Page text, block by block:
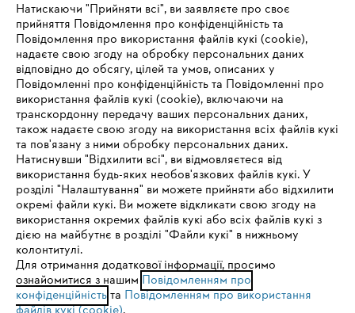
Про компанію STIHL
Запитання та відповіді
Сервіс
Політика конфіденційності Вихідні дані Cookies
Юридична інформація
IHR BROWSER WIRD NICHT
UNTERSTÜTZT
Sie nutzen einen Browser, den wir noch nicht unterstützen. Für
eine optimale Nutzung unserer Seite empfehlen wir Ihnen, zu
einem der folgenden Browser zu wechseln:
Натискаючи "Прийняти всі", ви заявляєте про своє
прийняття Повідомлення про конфіденційність та
Повідомлення про використання файлів кукі (cookie),
надаєте свою згоду на обробку персональних даних
відповідно до обсягу, цілей та умов, описаних у
Повідомленні про конфіденційність та Повідомленні про
використання файлів кукі (cookie), включаючи на
транскордонну передачу ваших персональних даних,
також надаєте свою згоду на використання всіх файлів кукі
та пов'язану з ними обробку персональних даних.
Натиснувши "Відхилити всі", ви відмовляєтеся від
використання будь-яких необов'язкових файлів кукі. У
розділі "Налаштування" ви можете прийняти або відхилити
окремі файли кукі. Ви можете відкликати свою згоду на
використання окремих файлів кукі або всіх файлів кукі з
дією на майбутнє в розділі "Файли кукі" в нижньому
колонтитулі.
Для отримання додаткової інформації, просимо
ознайомитися з нашим Повідомленням про
конфіденційністьта Повідомленням про використання